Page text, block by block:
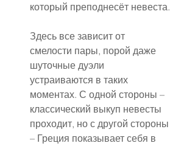
который преподнесёт невеста.
Здесь все зависит от
смелости пары, порой даже
шуточные дуэли
устраиваются в таких
моментах. С одной стороны –
классический выкуп невесты
проходит, но с другой стороны
– Греция показывает себя в